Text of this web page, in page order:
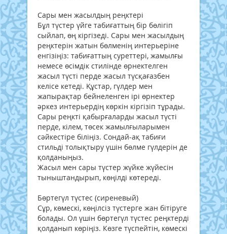
Сары мен жасылдың реңктері
Бұл түстер үйге табиғаттың бір бөлігіп
сыйлап, өң кіргізеді. Сары мен жасылдың
реңктерін жатын бөлменің интерьеріне
енгізіңіз: табиғаттың суреттері, жамылғы
немесе өсімдік стилінде өрнектелген
жасыл түсті перде жасыл түсқағазбен
келісе кетеді. Құстар, гүлдер мен
жапырақтар бейнеленген ірі өрнектер
әркез интерьердің көркін кіргізіп тұрады.
Сары реңкті қабырғаларды жасыл түсті
перде, кілем, төсек жамылғыларымен
сәйкестіре біліңіз. Сондай-ақ табиғи
стильді толықтыру үшін бөлме гүлдерін де
қолданыңыз.
Жасыл мен сары түстер жүйке жүйесін
тыныштандырып, көңілді көтереді.
Бөртегүл түстес (сиреневый)
Сұр, көмескі, көңілсіз түстерге жан бітіруге
болады. Ол үшін бөртегүл түстес реңктерді
қолданып көріңіз. Көзге түспейтін, көмескі